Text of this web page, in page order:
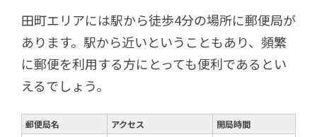
田町エリアには駅から徒歩4分の場所に郵便局が
あります。駅から近いということもあり、頻繁
に郵便を利用する方にとっても便利であるとい
えるでしょう。
郵便局名 アクセス
開局時間